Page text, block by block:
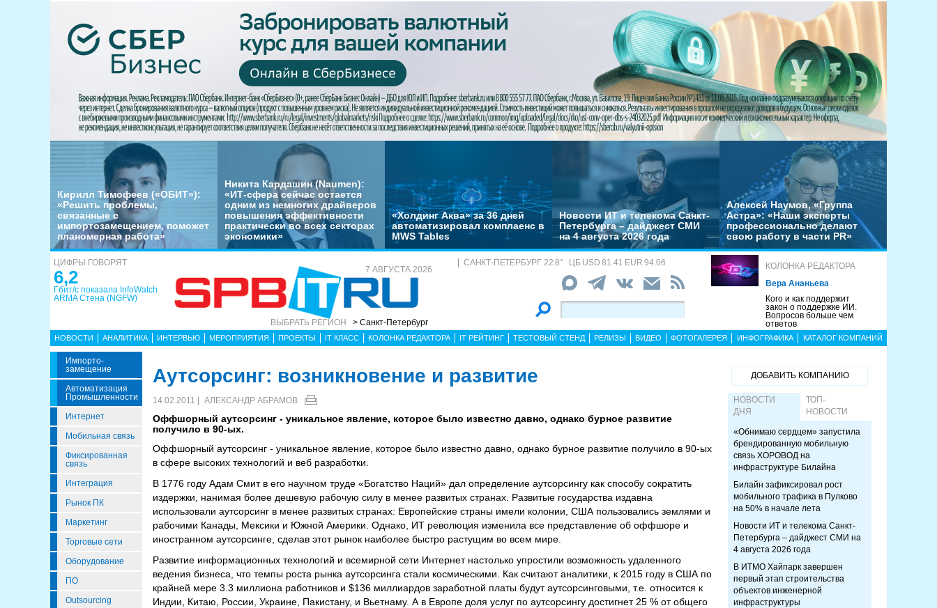
Кирилл Тимофеев («ОБИТ»):
«Решить проблемы,
связанные с
импортозамещением, поможет
планомерная работа»
Никита Кардашин (Naumen):
«ИТ-сфера сейчас остается
одним из немногих драйверов
повышения эффективности
практически во всех секторах
экономики»
«Холдинг Аква» за 36 дней
автоматизировал комплаенс в
MWS Tables
Новости ИТ и телекома Санкт-
Петербурга – дайджест СМИ
на 4 августа 2026 года
Алексей Наумов, «Группа
Астра»: «Наши эксперты
профессионально делают
свою работу в части PR»
ЦИФРЫ ГОВОРЯТ
6,2
Гбит/с показала InfoWatch
ARMA Стена (NGFW)
7 АВГУСТА 2026
ВЫБРАТЬ РЕГИОН > Санкт-Петербург
САНКТ-ПЕТЕРБУРГ 22.8° ЦБ USD 81.41 EUR 94.06
КОЛОНКА РЕДАКТОРА
Вера Ананьева
Кого и как поддержит
закон о поддержке ИИ.
Вопросов больше чем
ответов
НОВОСТИ АНАЛИТИКА ИНТЕРВЬЮ МЕРОПРИЯТИЯ ПРОЕКТЫ IT КЛАСС КОЛОНКА РЕДАКТОРА IT РЕЙТИНГ ТЕСТОВЫЙ СТЕНД РЕЛИЗЫ ВИДЕО ФОТОГАЛЕРЕЯ ИНФОГРАФИКА КАТАЛОГ КОМПАНИЙ
Импорто­
Замещение
Автоматизация
Промышленности
Интернет
Мобильная связь
Фиксированная
связь
Интеграция
Рынок ПК
Маркетинг
Торговые сети
Оборудование
ПО
Outsourcing
Аутсорсинг: возникновение и развитие
14.02.2011 | АЛЕКСАНДР АБРАМОВ
Оффшорный аутсорсинг - уникальное явление, которое было известно давно, однако бурное развитие
получило в 90-ых.
Оффшорный аутсорсинг - уникальное явление, которое было известно давно, однако бурное развитие получило в 90-ых
в сфере высоких технологий и веб разработки.
В 1776 году Адам Смит в его научном труде «Богатство Наций» дал определение аутсорсингу как способу сократить
издержки, нанимая более дешевую рабочую силу в менее развитых странах. Развитые государства издавна
использовали аутсорсинг в менее развитых странах: Европейские страны имели колонии, США пользовались землями и
рабочими Канады, Мексики и Южной Америки. Однако, ИТ революция изменила все представление об оффшоре и
иностранном аутсорсинге, сделав этот рынок наиболее быстро растущим во всем мире.
Развитие информационных технологий и всемирной сети Интернет настолько упростили возможность удаленного
ведения бизнеса, что темпы роста рынка аутсорсинга стали космическими. Как считают аналитики, к 2015 году в США по
крайней мере 3.3 миллиона работников и $136 миллиардов заработной платы будут аутсорсинговыми, т.е. относится к
Индии, Китаю, России, Украине, Пакистану, и Вьетнаму. А в Европе доля услуг по аутсорсингу достигнет 25 % от общего
ДОБАВИТЬ КОМПАНИЮ
НОВОСТИ
ДНЯ
ТОП-
НОВОСТИ
«Обнимаю сердцем» запустила
брендированную мобильную
связь ХОРОВОД на
инфраструктуре Билайна
Билайн зафиксировал рост
мобильного трафика в Пулково
на 50% в начале лета
Новости ИТ и телекома Санкт-
Петербурга – дайджест СМИ на
4 августа 2026 года
В ИТМО Хайпарк завершен
первый этап строительства
объектов инженерной
инфраструктуры